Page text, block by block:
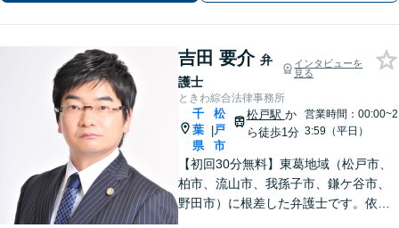
吉田 要介 弁
護士
インタビューを
見る
ときわ綜合法律事務所
千
葉
県
|
松
戸
市
松戸駅 か
ら徒歩1分
営業時間：00:00~2
3:59（平日）
【初回30分無料】東葛地域（松戸市、
柏市、流山市、我孫子市、鎌ケ谷市、
野田市）に根差した弁護士です。依頼